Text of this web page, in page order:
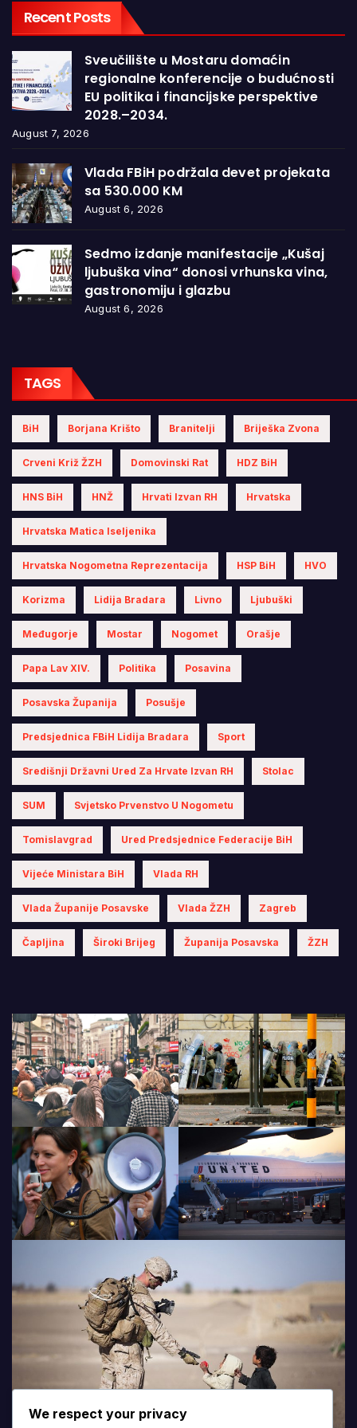
Recent Posts
Sveučilište u Mostaru domaćin
regionalne konferencije o budućnosti
EU politika i financijske perspektive
2028.–2034.
August 7, 2026
Vlada FBiH podržala devet projekata
sa 530.000 KM
August 6, 2026
Sedmo izdanje manifestacije „Kušaj
ljubuška vina“ donosi vrhunska vina,
gastronomiju i glazbu
August 6, 2026
TAGS
BiH Borjana Krišto Branitelji Briješka Zvona
Crveni Križ ŽZH Domovinski Rat HDZ BiH
HNS BiH HNŽ Hrvati Izvan RH Hrvatska
Hrvatska Matica Iseljenika
Hrvatska Nogometna Reprezentacija HSP BiH HVO
Korizma Lidija Bradara Livno Ljubuški
Međugorje Mostar Nogomet Orašje
Papa Lav XIV. Politika Posavina
Posavska Županija Posušje
Predsjednica FBiH Lidija Bradara Sport
Središnji Državni Ured Za Hrvate Izvan RH Stolac
SUM Svjetsko Prvenstvo U Nogometu
Tomislavgrad Ured Predsjednice Federacije BiH
Vijeće Ministara BiH Vlada RH
Vlada Županije Posavske Vlada ŽZH Zagreb
Čapljina Široki Brijeg Županija Posavska ŽZH
We respect your privacy